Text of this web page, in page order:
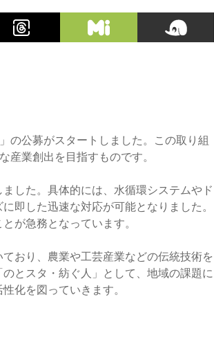
の公募がスタートしました。この取り組
産業創出を目指すものです。
した。具体的には、水循環システムやド
即した迅速な対応が可能となりました。
が急務となっています。
おり、農業や工芸産業などの伝統技術を
とスタ・紡ぐ人」として、地域の課題に
化を図っていきます。